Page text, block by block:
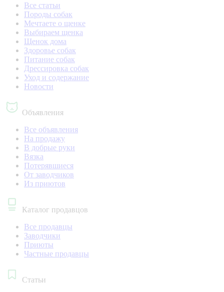
Все статьи
Породы собак
Мечтаете о щенке
Выбираем щенка
Щенок дома
Здоровье собак
Питание собак
Дрессировка собак
Уход и содержание
Новости
Объявления
Все объявления
На продажу
В добрые руки
Вязка
Потерявшиеся
От заводчиков
Из приютов
Каталог продавцов
Все продавцы
Заводчики
Приюты
Частные продавцы
Статьи